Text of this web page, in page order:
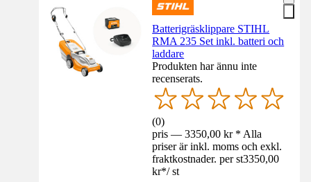
Batterigräsklippare STIHL
RMA 235 Set inkl. batteri och
laddare
Produkten har ännu inte
recenserats.
(0)
pris — 3350,00 kr * Alla
priser är inkl. moms och exkl.
fraktkostnader. per st3350,00
kr*/ st